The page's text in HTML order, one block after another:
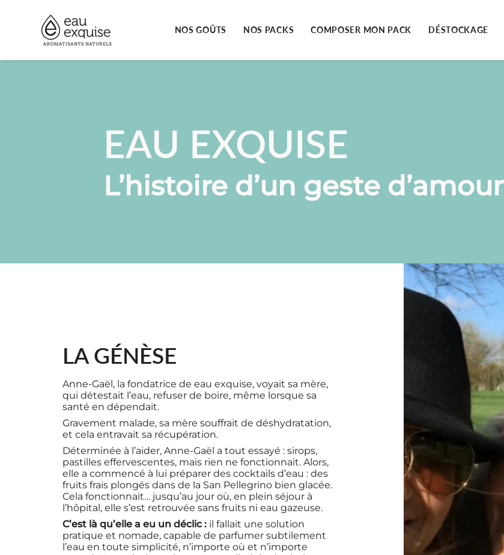
page
NOS GOÛTS NOS PACKS COMPOSER MON PACK DÉSTOCKAGE
EAU EXQUISE
L’histoire d’un geste d’amour
LA GÉNÈSE
​​Anne-Gaël, la fondatrice de eau exquise, voyait sa mère,
qui détestait l’eau, refuser de boire, même lorsque sa
santé en dépendait.
Gravement malade, sa mère souffrait de déshydratation,
et cela entravait sa récupération.
Déterminée à l’aider, Anne-Gaël a tout essayé : sirops,
pastilles effervescentes, mais rien ne fonctionnait. Alors,
elle a commencé à lui préparer des cocktails d’eau : des
fruits frais plongés dans de la San Pellegrino bien glacée.
Cela fonctionnait… jusqu’au jour où, en plein séjour à
l’hôpital, elle s’est retrouvée sans fruits ni eau gazeuse.
C’est là qu’elle a eu un déclic :il fallait une solution
pratique et nomade, capable de parfumer subtilement
l’eau en toute simplicité, n’importe où et n’importe